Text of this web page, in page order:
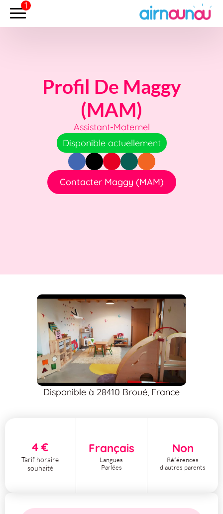
Profil De Maggy
(MAM)
Assistant-Maternel
Disponible actuellement
Contacter Maggy (MAM)
Disponible à 28410 Broué, France
4 €
Tarif horaire
souhaité
Français
Langues
Parlées
Non
Références
d'autres parents